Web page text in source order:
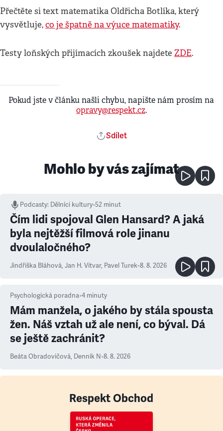
Přečtěte si text matematika Oldřicha Botlíka, který
vysvětluje,co je špatně na výuce matematiky.
Testy loňských přijímacích zkoušek najdete ZDE.
Pokud jste v článku našli chybu, napište nám prosím na
opravy@respekt.cz.
Sdílet
Mohlo by vás zajímat
Podcasty: Dělníci kultury•52 minut
Čím lidi spojoval Glen Hansard? A jaká
byla nejtěžší filmová role jinanu
dvoulaločného?
Jindřiška Bláhová, Jan H. Vitvar, Pavel Turek•8. 8. 2026
Psychologická poradna•4 minuty
Mám manžela, o jakého by stála spousta
žen. Náš vztah už ale není, co býval. Dá
se ještě zachránit?
Beáta Obradovičová, Denník N•8. 8. 2026
Respekt Obchod